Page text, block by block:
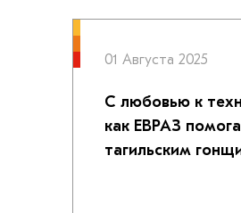
01 Августа 2025
С любовью к
как ЕВРАЗ
тагильским